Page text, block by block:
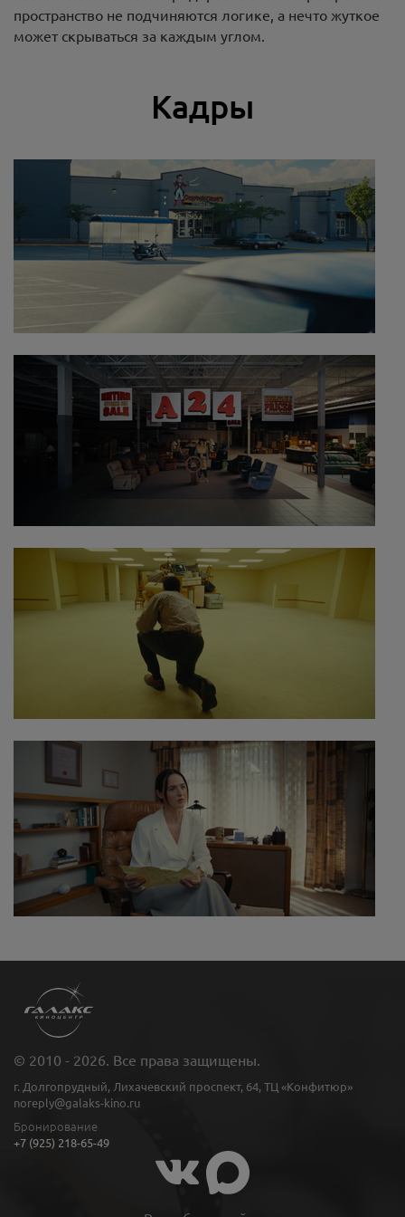
пространство не подчиняются логике, а нечто жуткое
может скрываться за каждым углом.
Кадры
© 2010 - 2026. Все права защищены.
г. Долгопрудный, Лихачевский проспект, 64, ТЦ «Конфитюр»
noreply@galaks-kino.ru
Бронирование
+7 (925) 218-65-49